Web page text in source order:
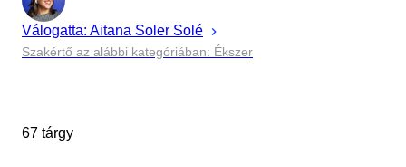
Válogatta: Aitana Soler Solé
Szakértő az alábbi kategóriában: Ékszer
67 tárgy